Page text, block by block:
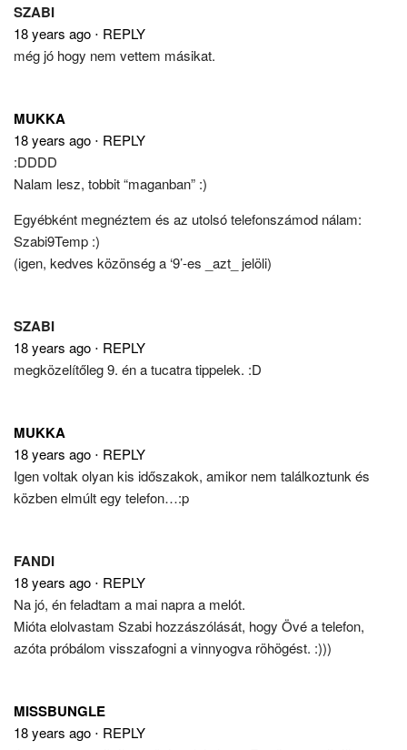
SZABI
18 years ago ⋅ REPLY
még jó hogy nem vettem másikat.
MUKKA
18 years ago ⋅ REPLY
:DDDD
Nalam lesz, tobbit “maganban” :)
Egyébként megnéztem és az utolsó telefonszámod nálam:
Szabi9Temp :)
(igen, kedves közönség a ‘9’-es _azt_ jelöli)
SZABI
18 years ago ⋅ REPLY
megközelítőleg 9. én a tucatra tippelek. :D
MUKKA
18 years ago ⋅ REPLY
Igen voltak olyan kis időszakok, amikor nem találkoztunk és
közben elmúlt egy telefon…:p
FANDI
18 years ago ⋅ REPLY
Na jó, én feladtam a mai napra a melót.
Mióta elolvastam Szabi hozzászólását, hogy Övé a telefon,
azóta próbálom visszafogni a vinnyogva röhögést. :)))
MISSBUNGLE
18 years ago ⋅ REPLY